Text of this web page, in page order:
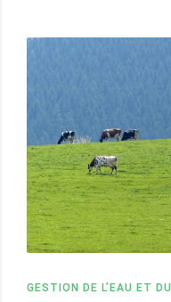
GESTION DE L’EAU ET